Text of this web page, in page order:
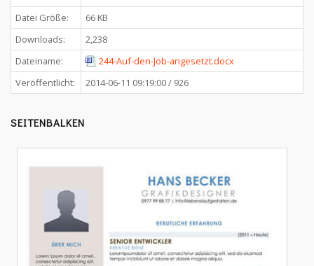
Datei Größe:
66 KB
Downloads:
2,238
Dateiname:
244-Auf-den-Job-angesetzt.docx
Veröffentlicht:
2014-06-11 09:19:00 / 926
SEITENBALKEN